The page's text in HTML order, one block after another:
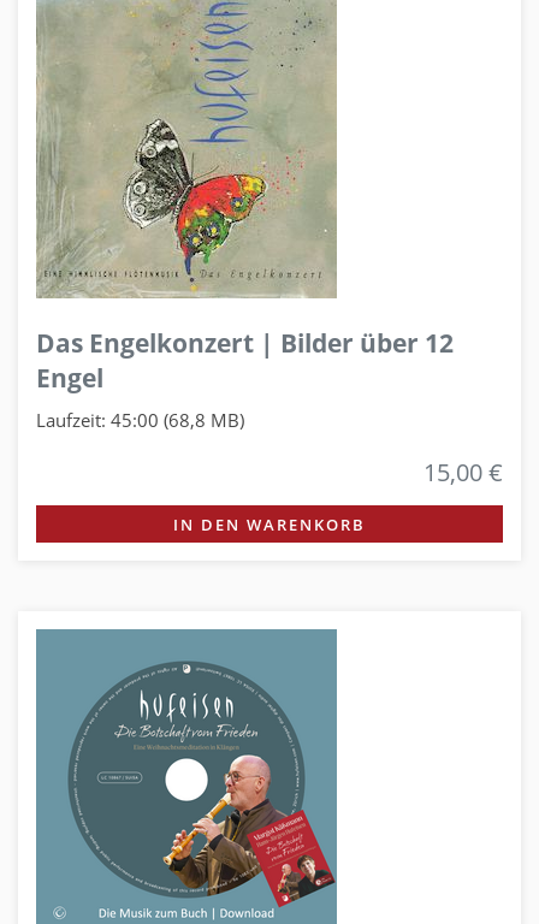
Das Engelkonzert | Bilder über 12
Engel
Laufzeit: 45:00 (68,8 MB)
15,00 €
IN DEN WARENKORB